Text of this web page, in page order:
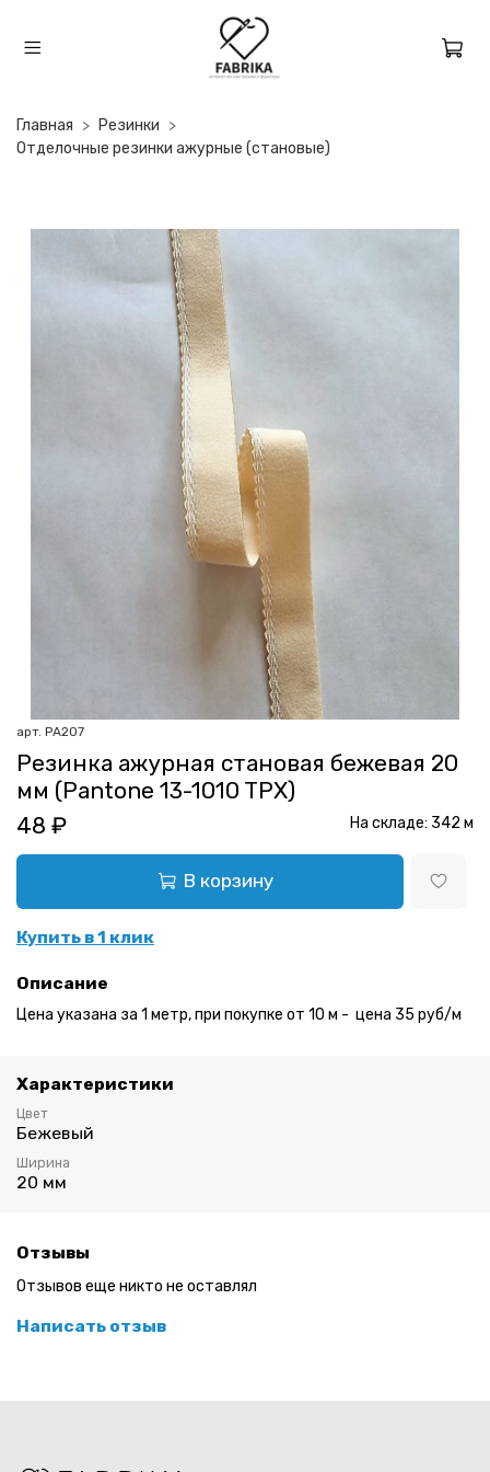
Главная
Резинки
Отделочные резинки ажурные (становые)
арт. РА207
Резинка ажурная становая бежевая 20
мм (Pantone 13-1010 TPX)
48 ₽
В корзину
Купить в 1 клик
На складе: 342 м
Описание
Цена указана за 1 метр, при покупке от 10 м - цена 35 руб/м
Характеристики
Цвет
Бежевый
Ширина
20 мм
Отзывы
Отзывов еще никто не оставлял
Написать отзыв